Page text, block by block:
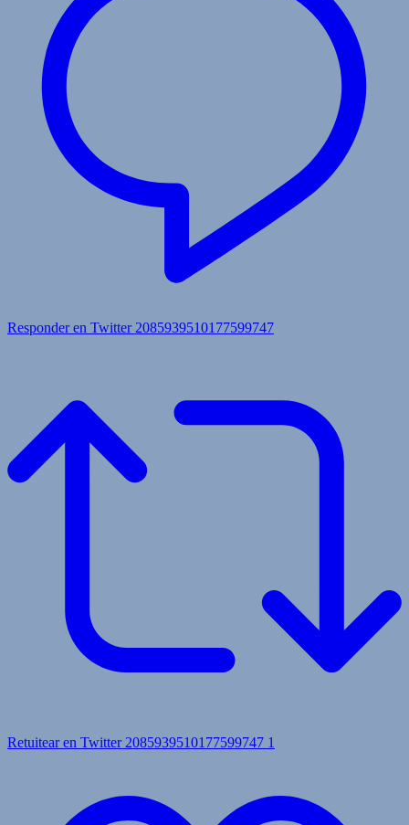
Responder en Twitter 2085939510177599747
Retuitear en Twitter 2085939510177599747 1